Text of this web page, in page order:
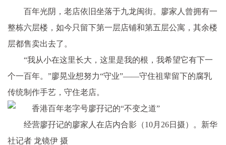
百年光阴，老店依旧坐落于九龙闽街。廖家人曾拥有一
整栋六层楼，如今只留下第一层店铺和第五层公寓，其余楼
层都售卖出去了。
“我从小在这里长大，这里是我的根，我希望它有下一
个一百年。”廖晃业想努力“守业”——守住祖辈留下的腐乳
传统制作手艺，守住老店。
经营廖孖记的廖家人在店内合影（10月26日摄）。新华
社记者 龙镜伊 摄